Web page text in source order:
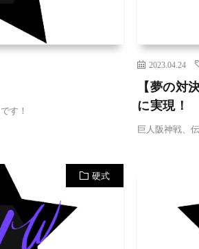
す！
2023.04.24
【夢の対
に実現！
巨人阪神戦、
硬式